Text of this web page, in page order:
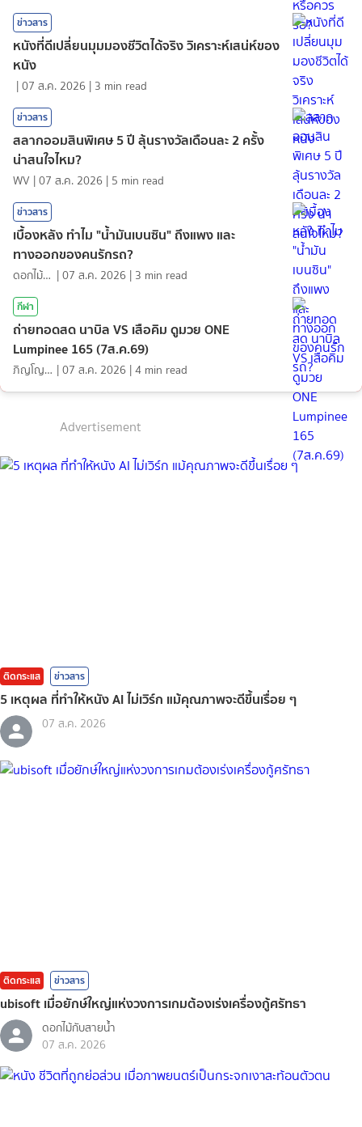
ข่าวสาร
หนังที่ดีเปลี่ยนมุมมองชีวิตได้จริง วิเคราะห์เสน่ห์ของ
หนัง
|07 ส.ค. 2026 | 3 min read
ข่าวสาร
สลากออมสินพิเศษ 5 ปี ลุ้นรางวัลเดือนละ 2 ครั้ง
น่าสนใจไหม?
WV |07 ส.ค. 2026 | 5 min read
ข่าวสาร
เบื้องหลัง ทำไม "น้ำมันเบนซิน" ถึงแพง และ
ทางออกของคนรักรถ?
ดอกไม้กับสายน้ำ |07 ส.ค. 2026 | 3 min read
กีฬา
ถ่ายทอดสด นาบิล VS เสือคิม ดูมวย ONE
Lumpinee 165 (7ส.ค.69)
ภิญโญ ส่องแสง |07 ส.ค. 2026 |4 min read
Advertisement
ติดกระแส ข่าวสาร
5 เหตุผล ที่ทำให้หนัง AI ไม่เวิร์ก แม้คุณภาพจะดีขึ้นเรื่อย ๆ
07 ส.ค. 2026
ติดกระแส ข่าวสาร
ubisoft เมื่อยักษ์ใหญ่แห่งวงการเกมต้องเร่งเครื่องกู้ศรัทธา
ดอกไม้กับสายน้ำ
07 ส.ค. 2026